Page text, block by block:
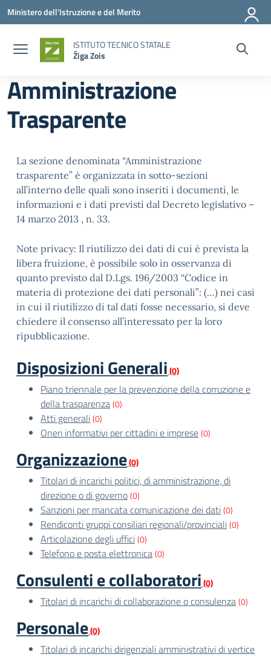
Vai ai contenuti
Vai al menu di navigazione
Vai al footer
Ministero dell'Istruzione e del Merito
ISTITUTO TECNICO STATALE
Žiga Zois
Amministrazione
Trasparente
La sezione denominata “Amministrazione
trasparente” è organizzata in sotto-sezioni
all’interno delle quali sono inseriti i documenti, le
informazioni e i dati previsti dal Decreto legislativo –
14 marzo 2013 , n. 33.
Note privacy: Il riutilizzo dei dati di cui è prevista la
libera fruizione, è possibile solo in osservanza di
quanto previsto dal D.Lgs. 196/2003 “Codice in
materia di protezione dei dati personali”: (…) nei casi
in cui il riutilizzo di tal dati fosse necessario, si deve
chiedere il consenso all’interessato per la loro
ripubblicazione.
Disposizioni Generali(0)
Piano triennale per la prevenzione della corruzione e
della trasparenza(0)
Atti generali(0)
Oneri informativi per cittadini e imprese(0)
Organizzazione(0)
Titolari di incarichi politici, di amministrazione, di
direzione o di governo(0)
Sanzioni per mancata comunicazione dei dati(0)
Rendiconti gruppi consiliari regionali/provinciali(0)
Articolazione degli uffici(0)
Telefono e posta elettronica(0)
Consulenti e collaboratori(0)
Titolari di incarichi di collaborazione o consulenza(0)
Personale(0)
Titolari di incarichi dirigenziali amministrativi di vertice